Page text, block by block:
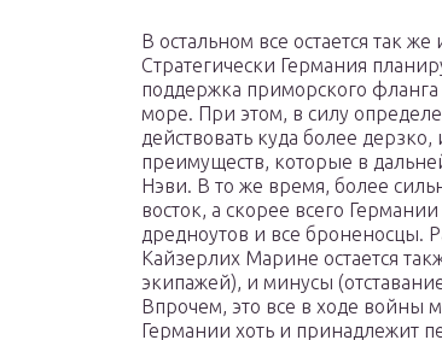
В остальном все остается так
Стратегически Германия
поддержка приморского
море. При этом, в силу
действовать куда более
преимуществ, которые в
Нэви. В то же время, более
восток, а скорее всего
дредноутов и все броненосцы.
Кайзерлих Марине остается
экипажей), и минусы
Впрочем, это все в ходе войны
Германии хоть и принадлежит